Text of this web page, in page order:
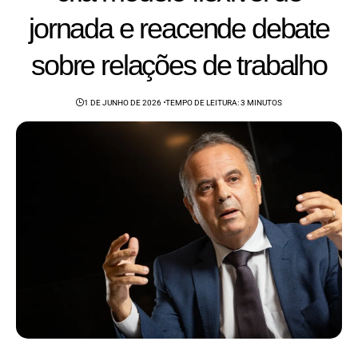
jornada e reacende debate
sobre relações de trabalho
1 DE JUNHO DE 2026 TEMPO DE LEITURA: 3 MINUTOS